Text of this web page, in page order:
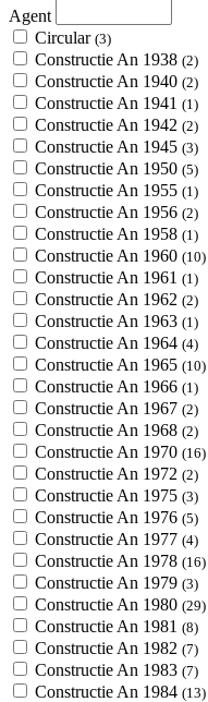
Agent
Circular (3)
Constructie An 1938 (2)
Constructie An 1940 (2)
Constructie An 1941 (1)
Constructie An 1942 (2)
Constructie An 1945 (3)
Constructie An 1950 (5)
Constructie An 1955 (1)
Constructie An 1956 (2)
Constructie An 1958 (1)
Constructie An 1960 (10)
Constructie An 1961 (1)
Constructie An 1962 (2)
Constructie An 1963 (1)
Constructie An 1964 (4)
Constructie An 1965 (10)
Constructie An 1966 (1)
Constructie An 1967 (2)
Constructie An 1968 (2)
Constructie An 1970 (16)
Constructie An 1972 (2)
Constructie An 1975 (3)
Constructie An 1976 (5)
Constructie An 1977 (4)
Constructie An 1978 (16)
Constructie An 1979 (3)
Constructie An 1980 (29)
Constructie An 1981 (8)
Constructie An 1982 (7)
Constructie An 1983 (7)
Constructie An 1984 (13)